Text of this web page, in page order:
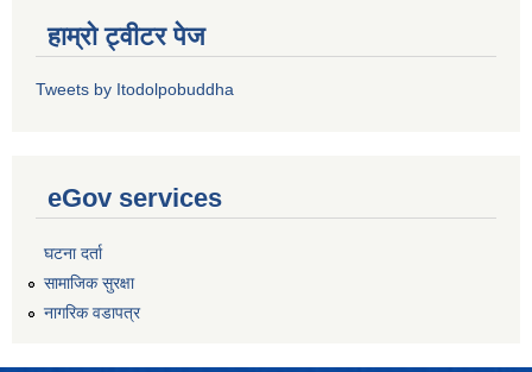
हाम्रो ट्वीटर पेज
Tweets by Itodolpobuddha
eGov services
घटना दर्ता
सामाजिक सुरक्षा
नागरिक वडापत्र